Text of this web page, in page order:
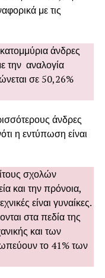
με τις
άνδρες
την αναλογία
σε 50,26%
άνδρες
η εντύπωση είναι
σχολών
και την πρόνοια,
είναι γυναίκες.
στα πεδία της
και των
το 41% των